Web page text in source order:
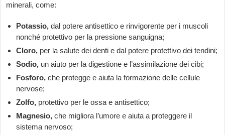
minerali, come:
Potassio, dal potere antisettico e rinvigorente per i muscoli
nonché protettivo per la pressione sanguigna;
Cloro, per la salute dei denti e dal potere protettivo dei tendini;
Sodio, un aiuto per la digestione e l’assimilazione dei cibi;
Fosforo, che protegge e aiuta la formazione delle cellule
nervose;
Zolfo, protettivo per le ossa e antisettico;
Magnesio, che migliora l’umore e aiuta a proteggere il
sistema nervoso;